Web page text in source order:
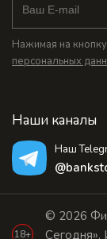
Нажимая на
персональных
Наши каналы
Наш
18+
© 2026
Сегодня».